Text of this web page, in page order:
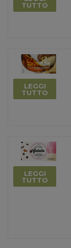
TUTTO
LEGGI
TUTTO
LEGGI
TUTTO